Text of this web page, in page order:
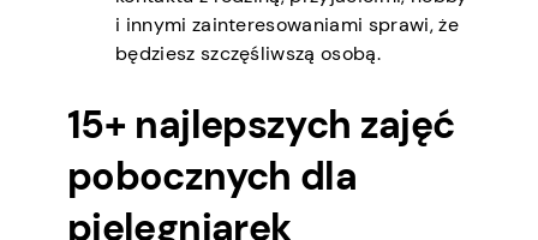
i innymi zainteresowaniami sprawi, że
będziesz szczęśliwszą osobą.
15+ najlepszych zajęć
pobocznych dla
pielęgniarek